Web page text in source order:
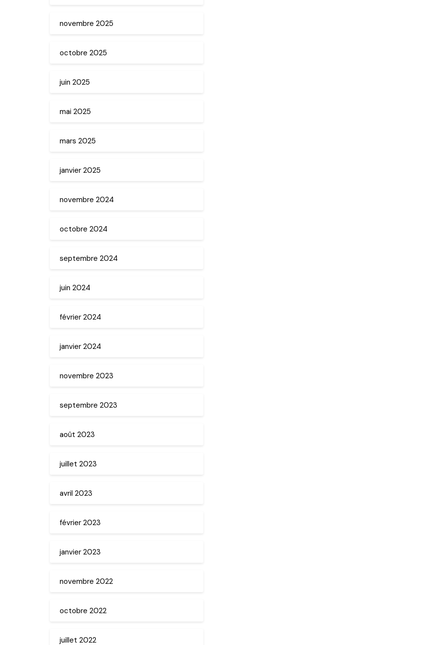
novembre 2025
octobre 2025
juin 2025
mai 2025
mars 2025
janvier 2025
novembre 2024
octobre 2024
septembre 2024
juin 2024
février 2024
janvier 2024
novembre 2023
septembre 2023
août 2023
juillet 2023
avril 2023
février 2023
janvier 2023
novembre 2022
octobre 2022
juillet 2022